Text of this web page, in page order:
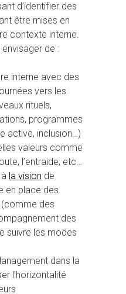
d’identifier des
être mises en
contexte interne.
de :
interne avec des
vers les
rituels,
programmes
active, inclusion…)
valeurs comme
l’entraide, etc…
la vision de
en place des
des
des
suivre les modes
dans la
l’horizontalité